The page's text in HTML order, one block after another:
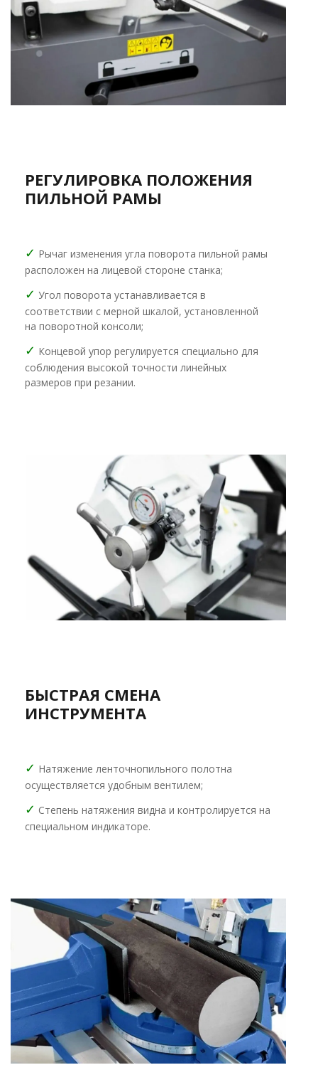
РЕГУЛИРОВКА ПОЛОЖЕНИЯ
ПИЛЬНОЙ РАМЫ
✓ Рычаг изменения угла поворота пильной рамы
расположен на лицевой стороне станка;
✓ Угол поворота устанавливается в
соответствии с мерной шкалой, установленной
на поворотной консоли;
✓ Концевой упор регулируется специально для
соблюдения высокой точности линейных
размеров при резании.
БЫСТРАЯ СМЕНА
ИНСТРУМЕНТА
✓ Натяжение ленточнопильного полотна
осуществляется удобным вентилем;
✓ Степень натяжения видна и контролируется на
специальном индикаторе.